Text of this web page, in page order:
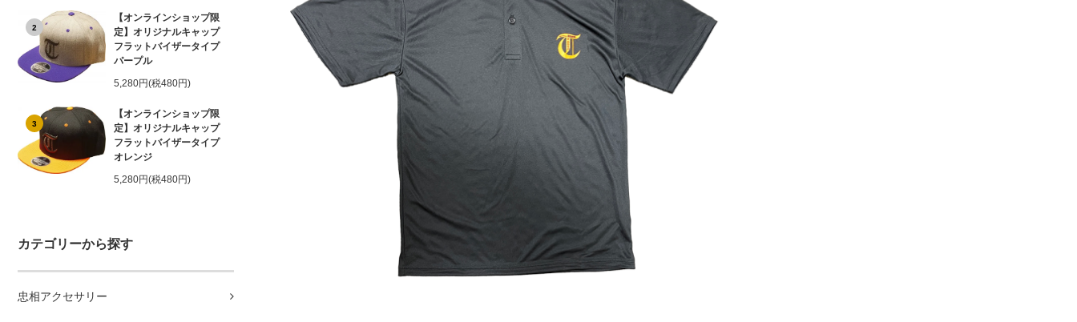
2
【オンラインショップ限
定】オリジナルキャップ
フラットバイザータイプ
パープル
5,280円(税480円)
3
【オンラインショップ限
定】オリジナルキャップ
フラットバイザータイプ
オレンジ
5,280円(税480円)
カテゴリーから探す
忠相アクセサリー